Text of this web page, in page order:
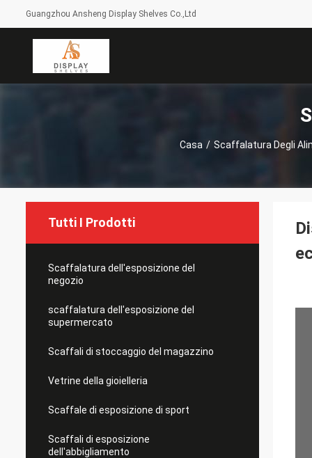
Guangzhou Ansheng Display Shelves Co.,Ltd
Casa / Scaffalatura Degli
Tutti I Prodotti
Scaffalatura dell'esposizione del
negozio
scaffalatura dell'esposizione del
supermercato
Scaffali di stoccaggio del magazzino
Vetrine della gioielleria
Scaffale di esposizione di sport
Scaffali di esposizione
dell'abbigliamento